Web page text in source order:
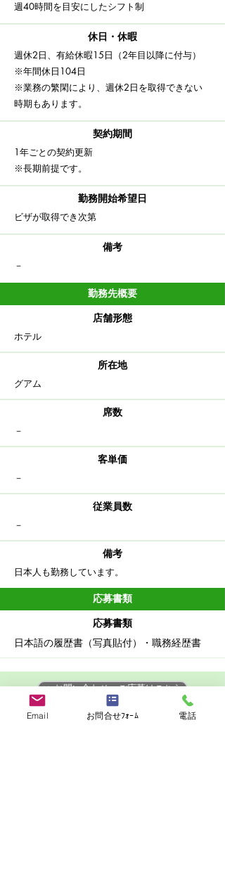
​週40時間を目安にしたシフト制
休日・休暇
週休2日、有給休暇15日（2年目以降に付与）
​※年間休日104日
※業務の繁閑により、週休2日を取得できない
時期もあります。
契約期間
​1年ごとの契約更新
※長期前提です。
勤務開始希望日
ビザが取得でき次第
備考
​－
勤務先概要
店舗形態
ホテル
​所在地
グアム
​席数
－
客単価
－
従業員数
－
備考
日本人も勤務しています。
応募書類
応募書類
​日本語の履歴書（写真貼付）・職務経歴書
>> お問い合わせ・ご応募はこちら
>> 他の求人を見る
Email お問合せﾌｫｰﾑ 電話